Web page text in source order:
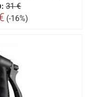
31 €
(-16%)